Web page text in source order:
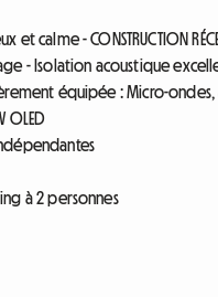
et calme - CONSTRUCTION
- Isolation acoustique
équipée : Micro-ondes,
OLED
à 2 personnes